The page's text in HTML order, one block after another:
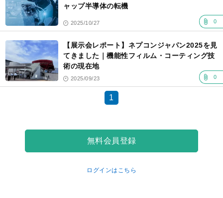
ャップ半導体の転機
2025/10/27 0
【展示会レポート】ネプコンジャパン2025を見
てきました｜機能性フィルム・コーティング技
術の現在地
2025/09/23 0
1
無料会員登録
ログインはこちら